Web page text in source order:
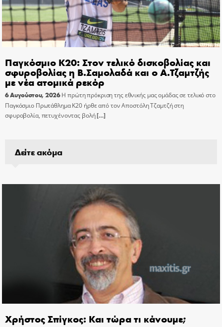
Παγκόσμιο Κ20: Στον τελικό δισκοβολίας και
σφυροβολίας η Β.Σαμολαδά και ο Α.Τζαμτζής
με νέα ατομικά ρεκόρ
6 Αυγούστου, 2026 Η πρώτη πρόκριση της εθνικής μας ομάδας σε τελικό στο
Παγκόσμιο Πρωτάθλημα Κ20 ήρθε από τον Αποστόλη Τζαμτζή στη
σφυροβολία, πετυχένοντας βολή[…]
Δείτε ακόμα
Χρήστος Σπίγκος: Και τώρα τι κάνουμε;